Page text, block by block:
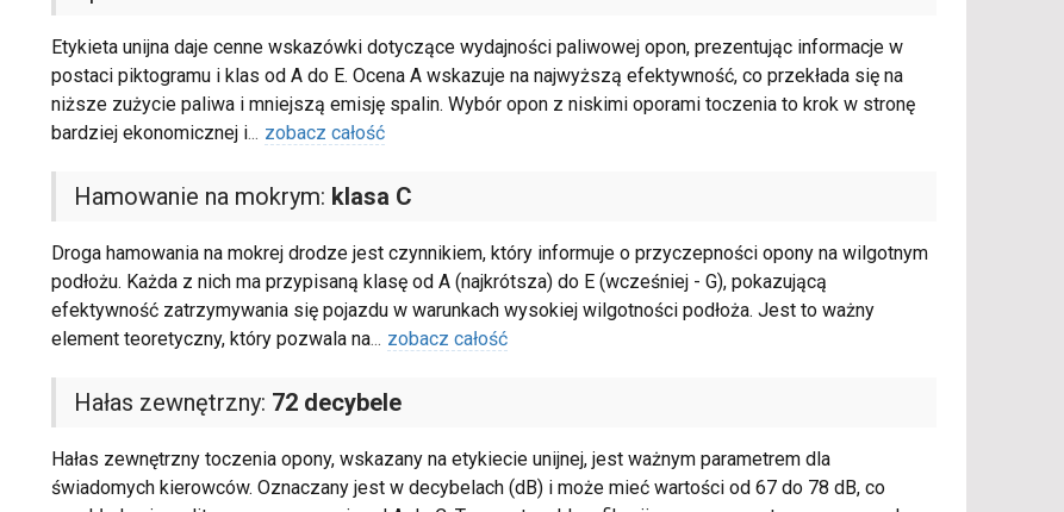
Etykieta unijna daje cenne wskazówki dotyczące wydajności paliwowej opon, prezentując informacje w
postaci piktogramu i klas od A do E. Ocena A wskazuje na najwyższą efektywność, co przekłada się na
niższe zużycie paliwa i mniejszą emisję spalin. Wybór opon z niskimi oporami toczenia to krok w stronę
bardziej ekonomicznej i... zobacz całość
Hamowanie na mokrym: klasa C
Droga hamowania na mokrej drodze jest czynnikiem, który informuje o przyczepności opony na wilgotnym
podłożu. Każda z nich ma przypisaną klasę od A (najkrótsza) do E (wcześniej - G), pokazującą
efektywność zatrzymywania się pojazdu w warunkach wysokiej wilgotności podłoża. Jest to ważny
element teoretyczny, który pozwala na... zobacz całość
Hałas zewnętrzny: 72 decybele
Hałas zewnętrzny toczenia opony, wskazany na etykiecie unijnej, jest ważnym parametrem dla
świadomych kierowców. Oznaczany jest w decybelach (dB) i może mieć wartości od 67 do 78 dB, co